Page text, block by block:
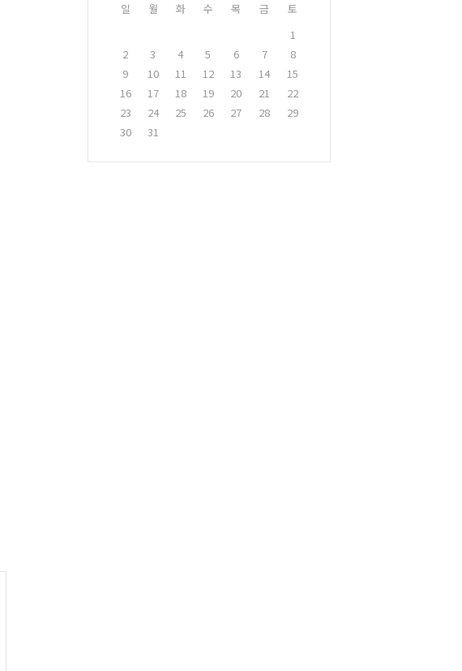
일 월 화 수 목 금
토
1
2
3 4 5 6 7
8
9
10 11 12 13 14
15
16
17 18 19 20 21
22
23
24 25 26 27 28
29
30
31